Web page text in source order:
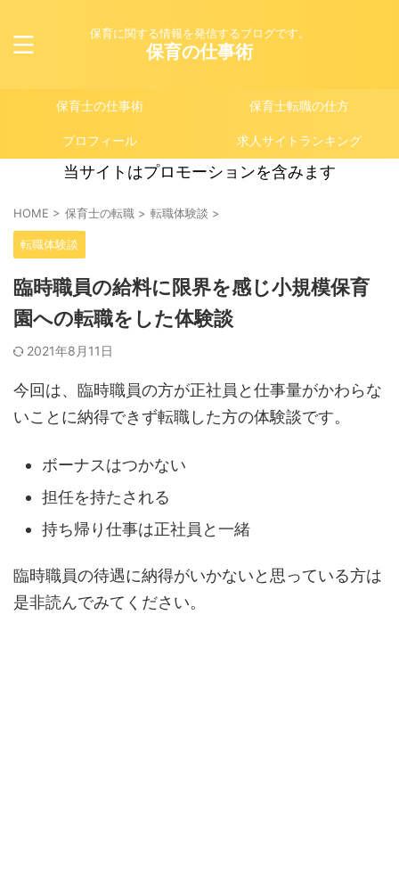
保育に関する情報を発信するブログです。
保育の仕事術
保育士の仕事術 保育士転職の仕方
プロフィール 求人サイトランキング
当サイトはプロモーションを含みます
HOME > 保育士の転職 > 転職体験談 >
転職体験談
臨時職員の給料に限界を感じ小規模保育
園への転職をした体験談
2021年8月11日
今回は、臨時職員の方が正社員と仕事量がかわらな
いことに納得できず転職した方の体験談です。
ボーナスはつかない
担任を持たされる
持ち帰り仕事は正社員と一緒
臨時職員の待遇に納得がいかないと思っている方は
是非読んでみてください。